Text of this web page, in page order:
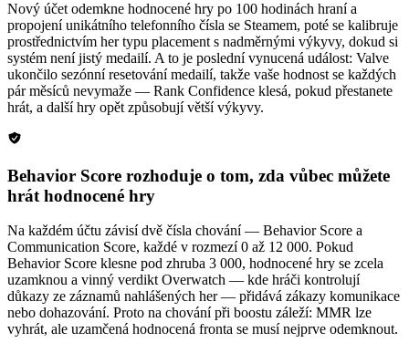
Nový účet odemkne hodnocené hry po 100 hodinách hraní a
propojení unikátního telefonního čísla se Steamem, poté se kalibruje
prostřednictvím her typu placement s nadměrnými výkyvy, dokud si
systém není jistý medailí. A to je poslední vynucená událost: Valve
ukončilo sezónní resetování medailí, takže vaše hodnost se každých
pár měsíců nevymaže — Rank Confidence klesá, pokud přestanete
hrát, a další hry opět způsobují větší výkyvy.
Behavior Score rozhoduje o tom, zda vůbec můžete
hrát hodnocené hry
Na každém účtu závisí dvě čísla chování — Behavior Score a
Communication Score, každé v rozmezí 0 až 12 000. Pokud
Behavior Score klesne pod zhruba 3 000, hodnocené hry se zcela
uzamknou a vinný verdikt Overwatch — kde hráči kontrolují
důkazy ze záznamů nahlášených her — přidává zákazy komunikace
nebo dohazování. Proto na chování při boostu záleží: MMR lze
vyhrát, ale uzamčená hodnocená fronta se musí nejprve odemknout.